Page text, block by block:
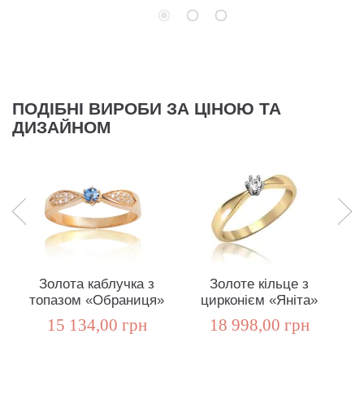
ПОДІБНІ ВИРОБИ ЗА ЦІНОЮ ТА
ДИЗАЙНОМ
Золота каблучка з
топазом «Обраниця»
15 134,00 грн
Золоте кільце з
цирконієм «Яніта»
18 998,00 грн